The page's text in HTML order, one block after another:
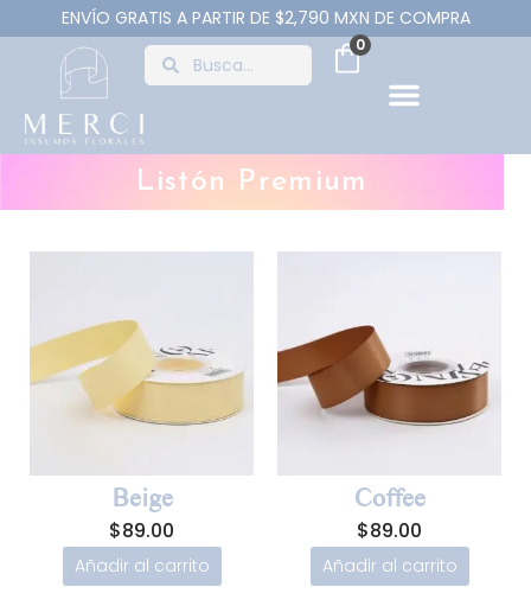
ENVÍO GRATIS A PARTIR DE $2,790 MXN DE COMPRA
0
Listón Premium
Beige
$89.00
Añadir al carrito
Coffee
$89.00
Añadir al carrito